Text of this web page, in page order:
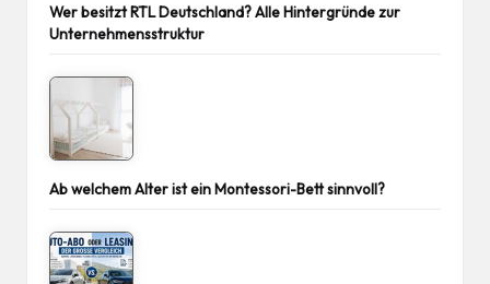
Wer besitzt RTL Deutschland? Alle Hintergründe zur
Unternehmensstruktur
Ab welchem Alter ist ein Montessori-Bett sinnvoll?